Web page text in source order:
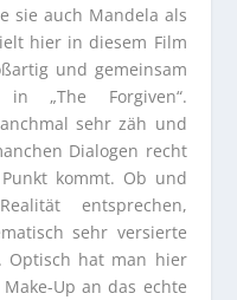
sie auch Mandela als
hier in diesem Film
und gemeinsam
„The Forgiven“.
sehr zäh und
Dialogen recht
kommt. Ob und
entsprechen,
sehr versierte
Optisch hat man hier
Up an das echte